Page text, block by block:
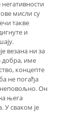
мисли су
такве
и
везана ни за
добра, име
концепте
не погађа
Он
њега
У сваком је